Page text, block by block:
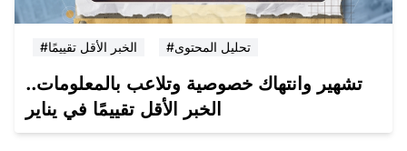
#الخبر الأقل تقييمًا #تحليل المحتوى
تشهير وانتهاك خصوصية وتلاعب بالمعلومات..
الخبر الأقل تقييمًا في يناير